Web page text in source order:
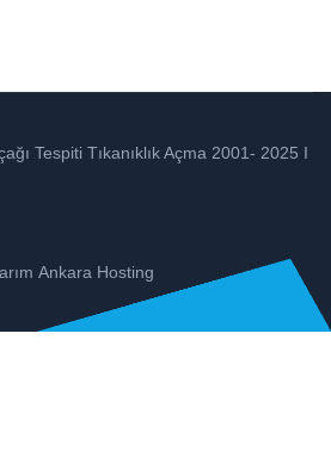
Tespiti Tıkanıklık Açma 2001- 2025 I
Ankara Hosting